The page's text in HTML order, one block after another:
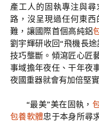
產工人的固執專注與
路，沒呈現過任何東
難，讓國際首個高純鋁
劉宇輝研收回“飛機長
技巧壟斷。傾瀉匠心匠
事域擔年夜任、干年夜
夜國重器就會有加倍堅
“最美”美在固執，
包養軟體忠于本身所尋